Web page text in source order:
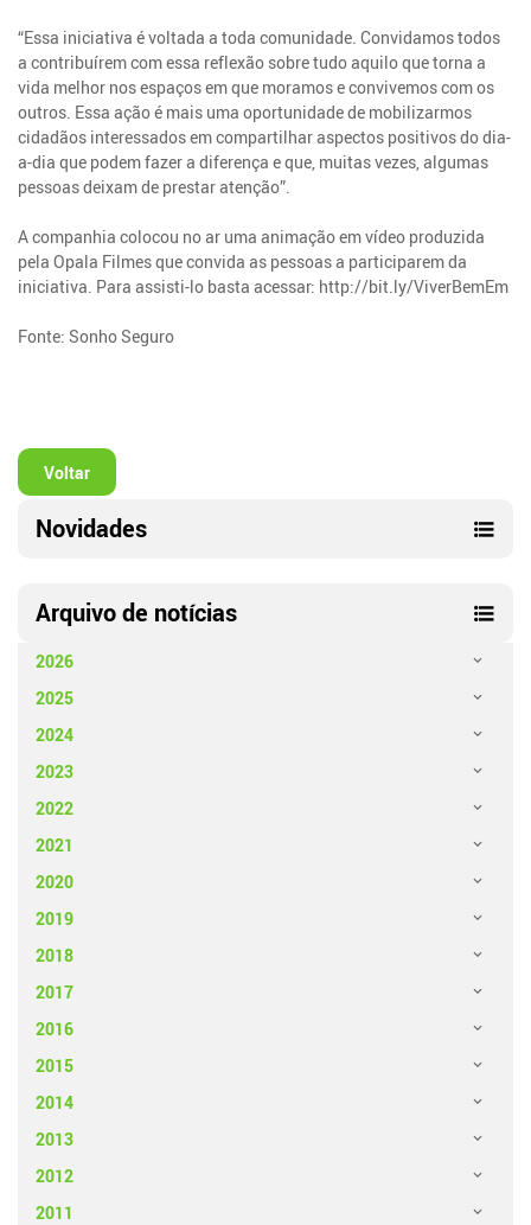
“Essa iniciativa é voltada a toda comunidade. Convidamos todos
a contribuírem com essa reflexão sobre tudo aquilo que torna a
vida melhor nos espaços em que moramos e convivemos com os
outros. Essa ação é mais uma oportunidade de mobilizarmos
cidadãos interessados em compartilhar aspectos positivos do dia-
a-dia que podem fazer a diferença e que, muitas vezes, algumas
pessoas deixam de prestar atenção”.
A companhia colocou no ar uma animação em vídeo produzida
pela Opala Filmes que convida as pessoas a participarem da
iniciativa. Para assisti-lo basta acessar: http://bit.ly/ViverBemEm
Fonte: Sonho Seguro
Voltar
Novidades
Arquivo de notícias
2026
2025
2024
2023
2022
2021
2020
2019
2018
2017
2016
2015
2014
2013
2012
2011